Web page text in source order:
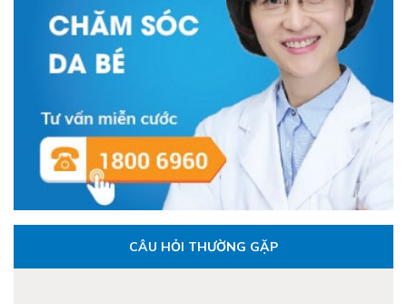
CÂU HỎI THƯỜNG GẶP